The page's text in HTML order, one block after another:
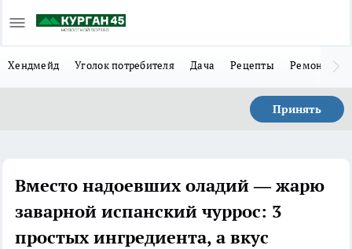
Хендмейд Уголок потребителя Дача Рецепты Ремонт
Принять
Вместо надоевших оладий — жарю
заварной испанский чуррос: 3
простых ингредиента, а вкус